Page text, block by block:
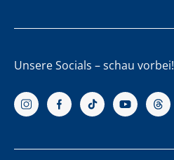
Unsere Socials – schau vorbei!